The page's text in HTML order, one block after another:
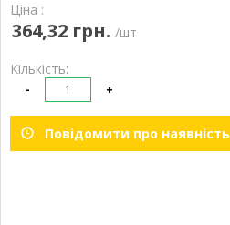
Ціна :
364,32 грн. /шт
Кількість:
- +
Повідомити про наявність